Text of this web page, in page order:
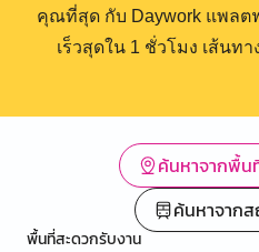
คุณที่สุด กับ Daywork แพล
เร็วสุดใน 1 ชั่วโมง เส้น
ค้นหาจากพื้น
ค้นหาจาก
พื้นที่สะดวกรับงาน